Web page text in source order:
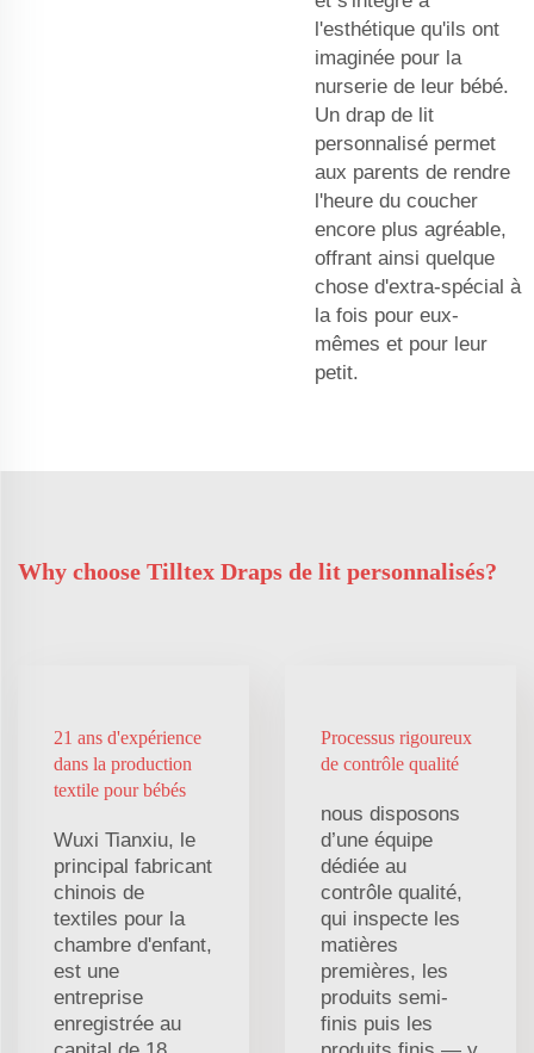
l'esthétique qu'ils ont
imaginée pour la
nurserie de leur bébé.
Un drap de lit
personnalisé permet
aux parents de rendre
l'heure du coucher
encore plus agréable,
offrant ainsi quelque
chose d'extra-spécial à
la fois pour eux-
mêmes et pour leur
petit.
Why choose Tilltex Draps de lit personnalisés?
21 ans d'expérience
dans la production
textile pour bébés
Wuxi Tianxiu, le
principal fabricant
chinois de
textiles pour la
chambre d'enfant,
est une
entreprise
enregistrée au
Processus rigoureux
de contrôle qualité
nous disposons
d’une équipe
dédiée au
contrôle qualité,
qui inspecte les
matières
premières, les
produits semi-
finis puis les